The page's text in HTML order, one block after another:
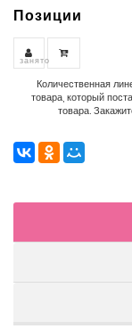
Позиции
занято
Количественная
товара, который
товара.